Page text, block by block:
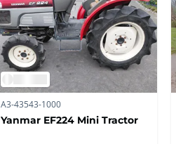
A3-43543-1000
Yanmar EF224 Mini Tractor